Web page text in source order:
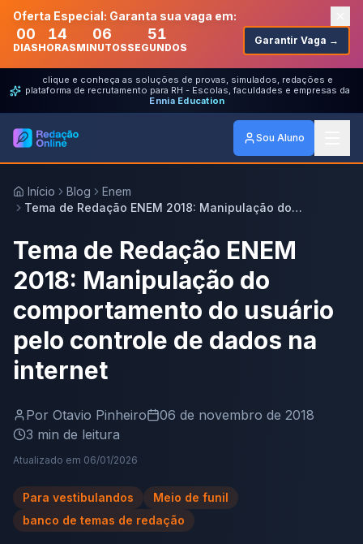
Oferta Especial: Garanta sua vaga em:
00
DIAS
14
HORAS
06
MINUTOS
51
SEGUNDOS
Garantir Vaga →
clique e conheça as soluções de provas, simulados, redações e
plataforma de recrutamento para RH - Escolas, faculdades e empresas da
Ennia Education
Sou Aluno
Início Blog
Enem
Tema de Redação ENEM 2018: Manipulação do
internet
Tema de Redação ENEM
2018: Manipulação do
comportamento do usuário
pelo controle de dados na
internet
Por Otavio Pinheiro
06 de novembro de 2018
3 min de leitura
Atualizado em 06/01/2026
Para vestibulandos
Meio de funil
banco de temas de redação